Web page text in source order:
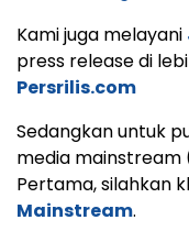
Kami juga melayani
press release di
Persrilis.com
Sedangkan untuk
media mainstream
Pertama, silahkan
Mainstream.